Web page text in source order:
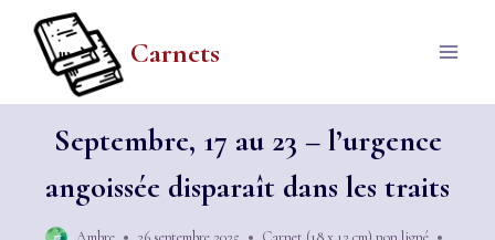
contenu
Carnets
Septembre, 17 au 23 – l’urgence
angoissée disparaît dans les traits